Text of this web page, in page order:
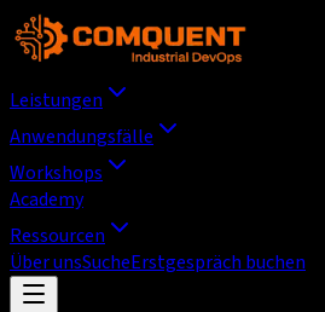
Leistungen
Anwendungsfälle
Workshops
Academy
Ressourcen
Über unsSucheErstgespräch buchen